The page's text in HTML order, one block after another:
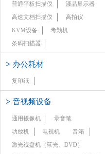
普通平板扫描仪
液晶显示器
高速文档扫描仪
高拍仪
KVM设备
考勤机
条码扫描器
> 办公耗材
复印纸
> 音视频设备
通用摄像机
录音笔
功放机
电视机
音箱
激光视盘机（蓝光、DVD）